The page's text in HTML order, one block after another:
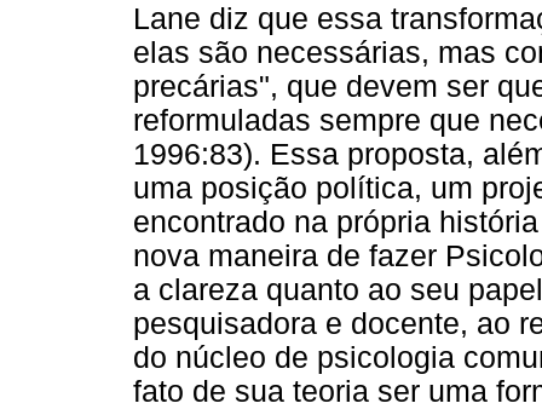
Lane diz que essa
elas são necessárias, mas
precárias", que devem ser
reformuladas sempre que
1996:83). Essa proposta,
uma posição política, um
encontrado na própria
nova maneira de fazer
a clareza quanto ao seu
pesquisadora e docente, ao
do núcleo de psicologia
fato de sua teoria ser uma